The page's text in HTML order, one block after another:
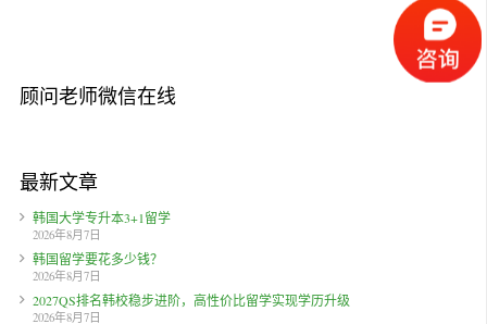
顾问老师微信在线
最新文章
韩国大学专升本3+1留学
2026年8月7日
韩国留学要花多少钱？
2026年8月7日
2027QS排名韩校稳步进阶，高性价比留学实现学历升级
2026年8月7日